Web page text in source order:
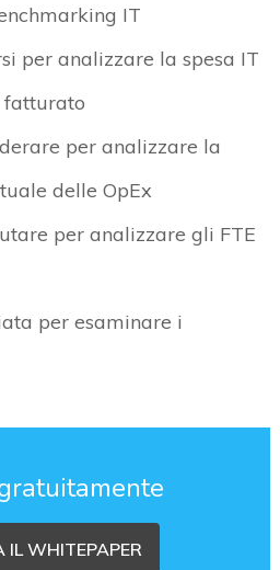
IT
per analizzare la spesa IT
fatturato
per analizzare la
delle OpEx
per analizzare gli FTE
per esaminare i
IL WHITEPAPER